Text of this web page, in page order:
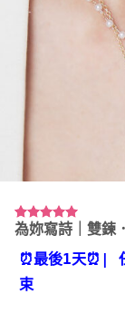
評分5.00
10
位顧客進行
評分
為妳寫詩｜雙鍊
⏰最後1天⏰ |
束